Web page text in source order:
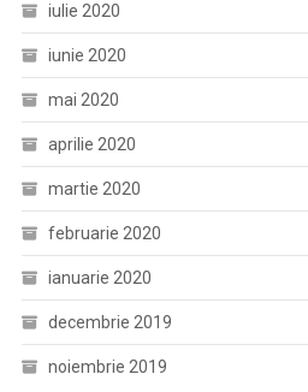
iulie 2020
iunie 2020
mai 2020
aprilie 2020
martie 2020
februarie 2020
ianuarie 2020
decembrie 2019
noiembrie 2019